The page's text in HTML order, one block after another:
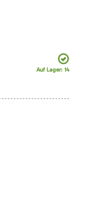
Auf Lager: 14